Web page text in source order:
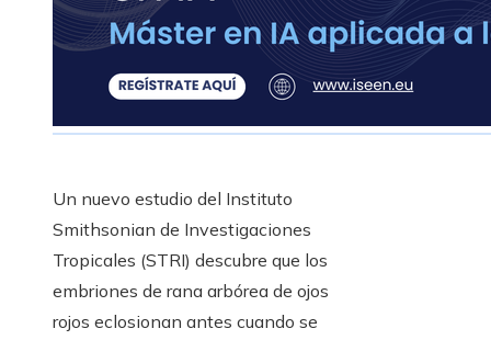
Un nuevo estudio del Instituto
Smithsonian de Investigaciones
Tropicales (STRI) descubre que los
embriones de rana arbórea de ojos
rojos eclosionan antes cuando se